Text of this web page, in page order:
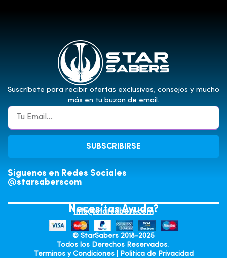
Suscríbete para recibir ofertas exclusivas, consejos y mucho
más en tu buzon de email.
SUBSCRIBIRSE
Siguenos en Redes Sociales
@starsaberscom
Necesitas Ayuda?
info@starsabers.com
© StarSabers 2018-2025
Todos los Derechos Reservados.
Terminos y Condiciones| Politica de Privacidad